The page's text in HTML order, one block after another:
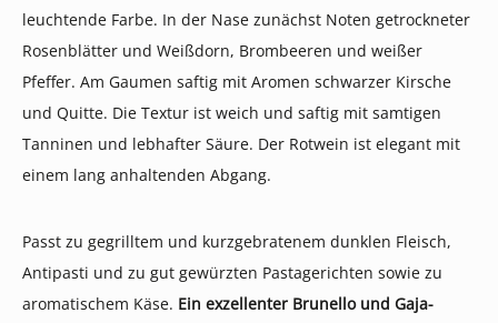
leuchtende Farbe. In der Nase zunächst Noten getrockneter
Rosenblätter und Weißdorn, Brombeeren und weißer
Pfeffer. Am Gaumen saftig mit Aromen schwarzer Kirsche
und Quitte. Die Textur ist weich und saftig mit samtigen
Tanninen und lebhafter Säure. Der Rotwein ist elegant mit
einem lang anhaltenden Abgang.
Passt zu gegrilltem und kurzgebratenem dunklen Fleisch,
Antipasti und zu gut gewürzten Pastagerichten sowie zu
aromatischem Käse. Ein exzellenter Brunello und Gaja-